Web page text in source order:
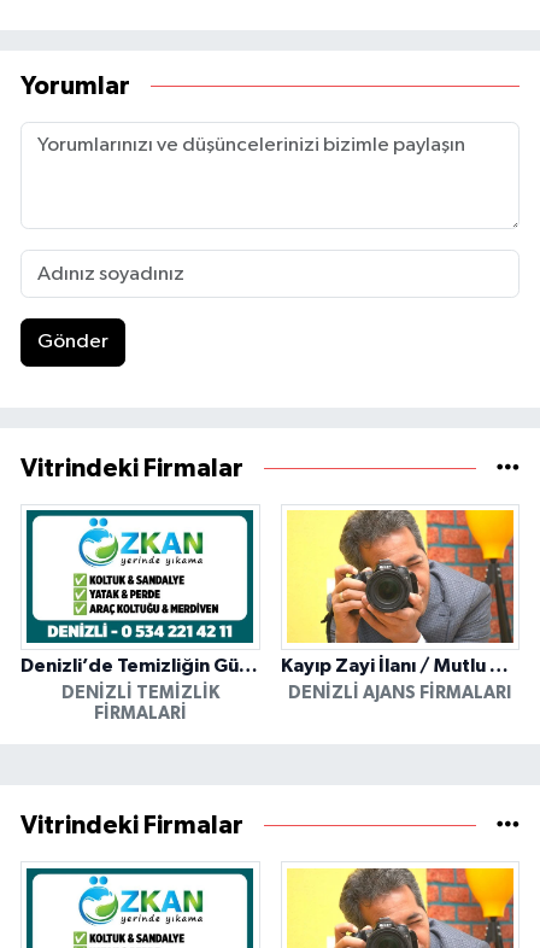
Yorumlar
Gönder
Vitrindeki Firmalar
Denizli’de Temizliğin Güvenilir Adresi: Özkan Yerinde Yıkama
DENIZLI TEMIZLIK
FIRMALARI
Kayıp Zayi İlanı / Mutlu Ajans / Denizli
DENIZLI AJANS FIRMALARI
Vitrindeki Firmalar